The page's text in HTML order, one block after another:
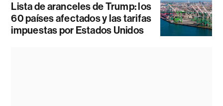
Lista de aranceles de Trump: los
60 países afectados y las tarifas
impuestas por Estados Unidos